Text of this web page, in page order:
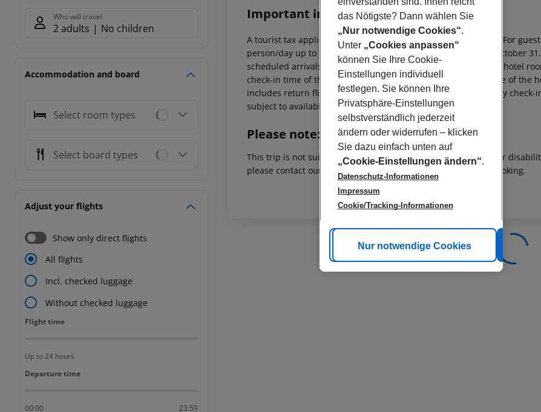
Who will travel
2 adults No children
Accommodation and board
Select room types
Select board types
Adjust your flights
Show only direct flights
All flights
Incl. checked luggage
Without checked luggage
Flight time
Flight time
Up to 24 hours
Departure time
Departure time
00:00 23:59
Important info
A tourist tax applies in the municipality of Portimao as follows: For
person/day up to a maximum of 7 nights and from April 1 to October
scheduled arrivals in the destination area from 04:00 a.m., the hotel
check-in time of the respective hotel. The official check-out time of the
includes return flights until 3.00 a.m. on the following day. Early
subject to availability and for an additional charge.
Please note:
This trip is not suitable for passengers with reduced mobility or
please contact our customer service before confirming your booking.
das Nötigste? Dann wählen Sie
„Nur notwendige Cookies“.
Unter „Cookies anpassen“
können Sie Ihre Cookie-
Einstellungen individuell
festlegen. Sie können Ihre
Privatsphäre-Einstellungen
selbstverständlich jederzeit
ändern oder widerrufen – klicken
Sie dazu einfach unten auf
„Cookie-Einstellungen ändern“.
Datenschutz-Informationen
Impressum
Cookie/Tracking-Informationen
Cookie anpassen
Nur notwendige Cookies